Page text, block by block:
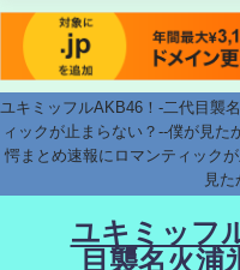
ユキミッフルAKB46！-二代目襲
ィックが止まらない？--僕が見た
愕まとめ速報にロマンティック
見た
ユキミッフ
目襲名火浦